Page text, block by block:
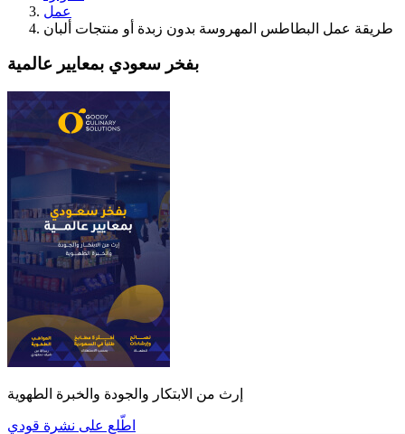
عمل
طريقة عمل البطاطس المهروسة بدون زبدة أو منتجات ألبان
بفخر سعودي بمعايير عالمية
إرث من الابتكار والجودة والخبرة الطهوية
اطّلع على نشرة قودي